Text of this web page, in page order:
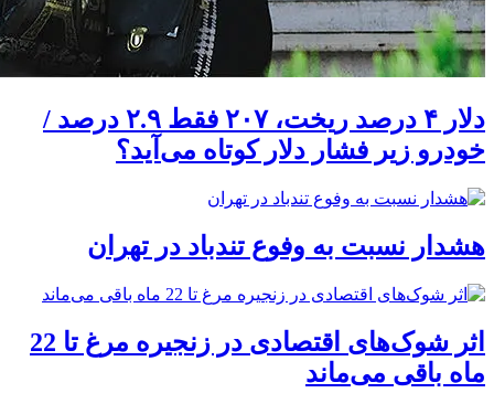
دلار ۴ درصد ریخت، ۲۰۷ فقط ۲.۹ درصد /
خودرو زیر فشار دلار کوتاه می‌آید؟
هشدار نسبت به وفوع تندباد در تهران
اثر شوک‌های اقتصادی در زنجیره مرغ تا 22
ماه باقی می‌ماند